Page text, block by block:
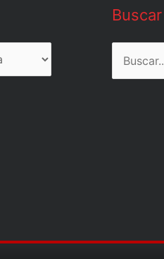
Buscar
Buscar
por: